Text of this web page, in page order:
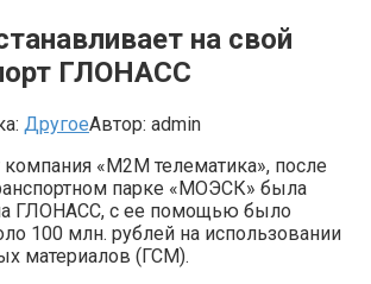
на свой
ГЛОНАСС
ДругоеАвтор: admin
«М2М телематика», после
парке «МОЭСК» была
ГЛОНАСС, с ее помощью было
100 млн. рублей на использовании
материалов (ГСМ).